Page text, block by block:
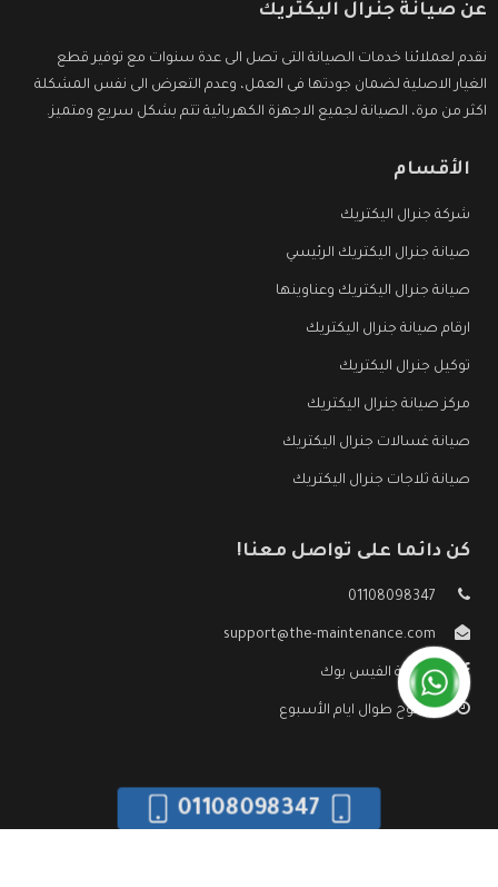
عن صيانة جنرال اليكتريك
نقدم لعملائنا خدمات الصيانة التى تصل الى عدة سنوات مع توفير قطع
الغيار الاصلية لضمان جودتها فى العمل، وعدم التعرض الى نفس المشكلة
اكثر من مرة، الصيانة لجميع الاجهزة الكهربائية تتم بشكل سريع ومتميز.
الأقسام
شركة جنرال اليكتريك
صيانة جنرال اليكتريك الرئيسي
صيانة جنرال اليكتريك وعناوينها
ارقام صيانة جنرال اليكتريك
توكيل جنرال اليكتريك
مركز صيانة جنرال اليكتريك
صيانة غسالات جنرال اليكتريك
صيانة ثلاجات جنرال اليكتريك
كن دائما على تواصل معنا!
01108098347
support@the-maintenance.com
صفحة الفيس بوك
مفتوح طوال ايام الأسبوع
01108098347